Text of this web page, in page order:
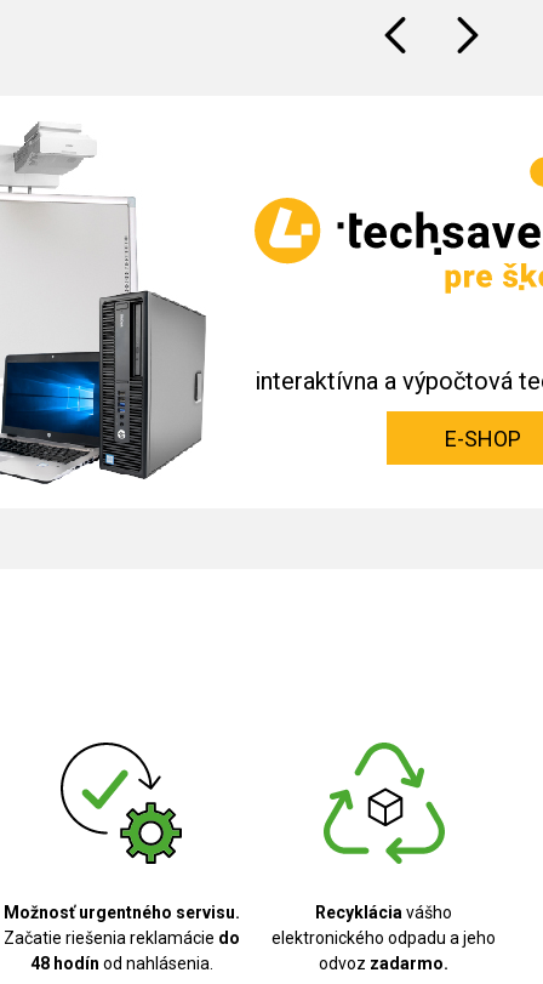
interaktívna a výpočtová
E-SHOP
Možnosť urgentného servisu.
Začatie riešenia reklamácie do
48 hodín od nahlásenia.
Recyklácia vášho
elektronického odpadu a jeho
odvoz zadarmo.